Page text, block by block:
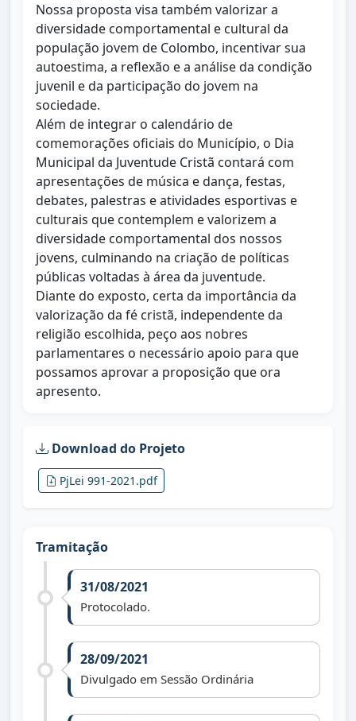
Nossa proposta visa também valorizar a
diversidade comportamental e cultural da
população jovem de Colombo, incentivar sua
autoestima, a reflexão e a análise da condição
juvenil e da participação do jovem na
sociedade.
Além de integrar o calendário de
comemorações oficiais do Município, o Dia
Municipal da Juventude Cristã contará com
apresentações de música e dança, festas,
debates, palestras e atividades esportivas e
culturais que contemplem e valorizem a
diversidade comportamental dos nossos
jovens, culminando na criação de políticas
públicas voltadas à área da juventude.
Diante do exposto, certa da importância da
valorização da fé cristã, independente da
religião escolhida, peço aos nobres
parlamentares o necessário apoio para que
possamos aprovar a proposição que ora
apresento.
Download do Projeto
PjLei 991-2021.pdf
Tramitação
31/08/2021
Protocolado.
28/09/2021
Divulgado em Sessão Ordinária